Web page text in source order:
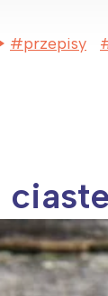
przepisy